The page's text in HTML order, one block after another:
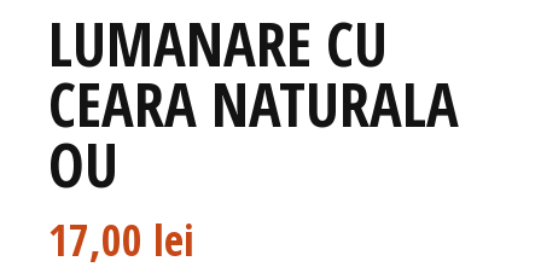
LUMANARE CU
CEARA NATURALA
OU
17,00 lei